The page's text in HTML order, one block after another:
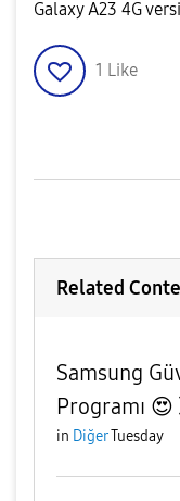
Galaxy A23 4G
1 Like
Related
Samsung
Programı 😍
in DiğerTuesday